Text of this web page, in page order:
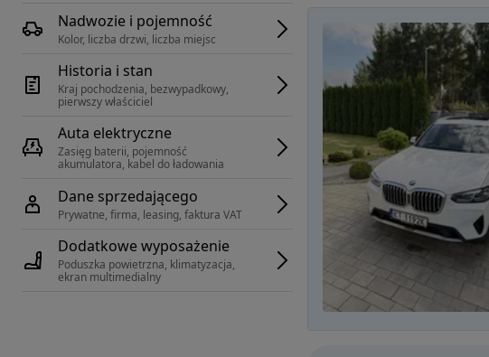
Nadwozie i pojemność
Kolor, liczba drzwi, liczba miejsc
Historia i stan
Kraj pochodzenia, bezwypadkowy,
pierwszy właściciel
Auta elektryczne
Zasięg baterii, pojemność
akumulatora, kabel do ładowania
Dane sprzedającego
Prywatne, firma, leasing, faktura VAT
Dodatkowe wyposażenie
Poduszka powietrzna, klimatyzacja,
ekran multimedialny